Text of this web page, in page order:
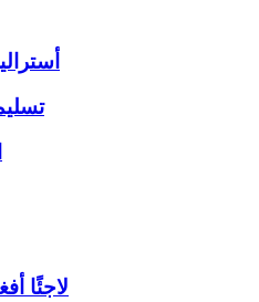
أستراليا تقدم 9 مليون دولار
2346